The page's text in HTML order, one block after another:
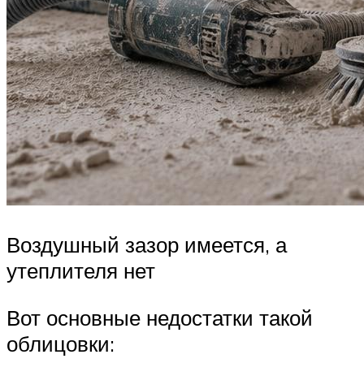
Воздушный зазор имеется, а
утеплителя нет
Вот основные недостатки такой
облицовки: